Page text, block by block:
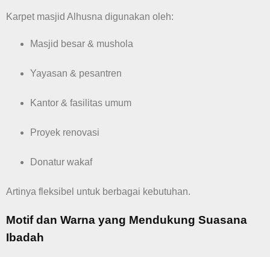
Karpet masjid Alhusna digunakan oleh:
Masjid besar & mushola
Yayasan & pesantren
Kantor & fasilitas umum
Proyek renovasi
Donatur wakaf
Artinya fleksibel untuk berbagai kebutuhan.
Motif dan Warna yang Mendukung Suasana
Ibadah